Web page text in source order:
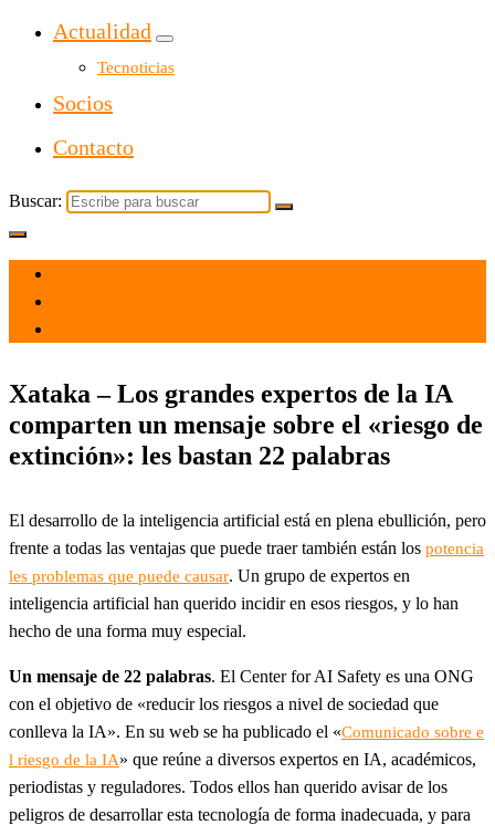
Actualidad
Tecnoticias
Socios
Contacto
Buscar:
Xataka – Los grandes expertos de la IA
comparten un mensaje sobre el «riesgo de
extinción»: les bastan 22 palabras
El desarrollo de la inteligencia artificial está en plena ebullición, pero
frente a todas las ventajas que puede traer también están los potencia
les problemas que puede causar. Un grupo de expertos en
inteligencia artificial han querido incidir en esos riesgos, y lo han
hecho de una forma muy especial.
Un mensaje de 22 palabras. El Center for AI Safety es una ONG
con el objetivo de «reducir los riesgos a nivel de sociedad que
conlleva la IA». En su web se ha publicado el «Comunicado sobre e
l riesgo de la IA» que reúne a diversos expertos en IA, académicos,
periodistas y reguladores. Todos ellos han querido avisar de los
peligros de desarrollar esta tecnología de forma inadecuada, y para